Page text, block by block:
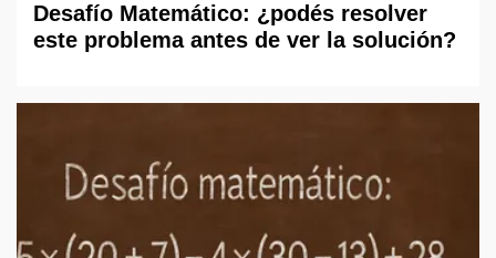
Desafío Matemático: ¿podés resolver
este problema antes de ver la solución?